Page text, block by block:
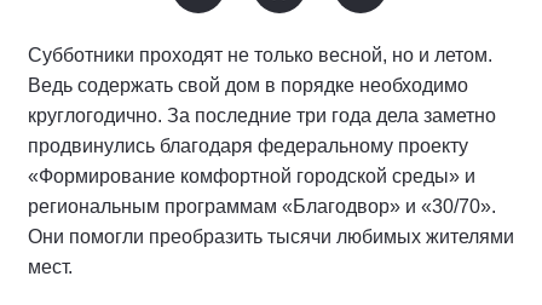
Субботники проходят не только весной, но и летом.
Ведь содержать свой дом в порядке необходимо
круглогодично. За последние три года дела заметно
продвинулись благодаря федеральному проекту
«Формирование комфортной городской среды» и
региональным программам «Благодвор» и «30/70».
Они помогли преобразить тысячи любимых жителями
мест.